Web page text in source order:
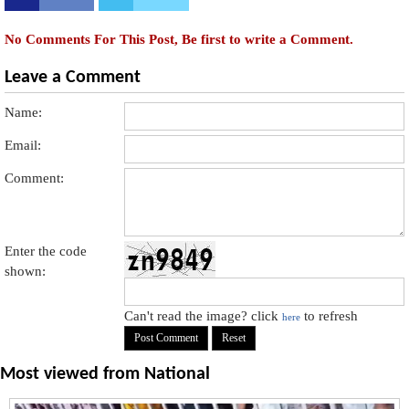
No Comments For This Post, Be first to write a Comment.
Leave a Comment
Name:
Email:
Comment:
Enter the code
shown:
Can't read the image? clickhere to refresh
Most viewed from National